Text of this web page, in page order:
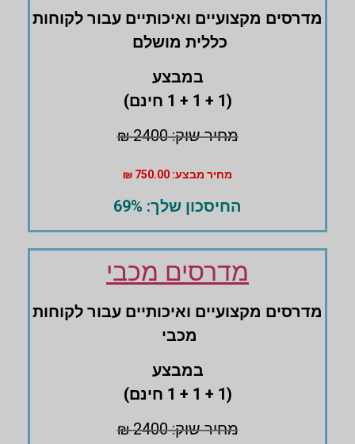
מדרסים ‏מקצועיים ‏ואיכותיים עבור לקוחות
‏כללית מושלם
במבצע
(1 + 1 + 1 חינם)
מחיר שוק: 2400 ₪
מחיר מבצע: 750.00 ₪
החיסכון שלך: 69%
מדרסים מכבי
מדרסים ‏מקצועיים ואיכותיים עבור לקוחות
מכבי
במבצע
(1 + 1 + 1 חינם)
מחיר שוק: 2400 ₪